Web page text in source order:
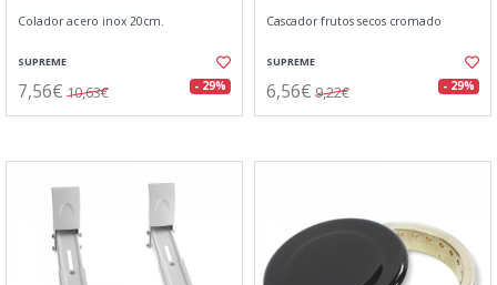
Colador acero inox 20cm.
SUPREME
7,56€ 10,63€ - 29%
Cascador frutos secos cromado
SUPREME
6,56€ 9,22€ - 29%